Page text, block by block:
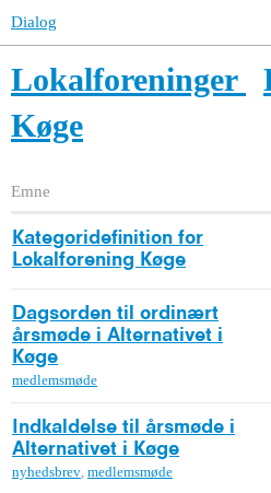
Dialog
Lokalforeninger
Køge
Emne
Kategoridefinition for
Lokalforening Køge
Dagsorden til ordinært
årsmøde i Alternativet i
Køge
medlemsmøde
Indkaldelse til årsmøde i
Alternativet i Køge
nyhedsbrev, medlemsmøde